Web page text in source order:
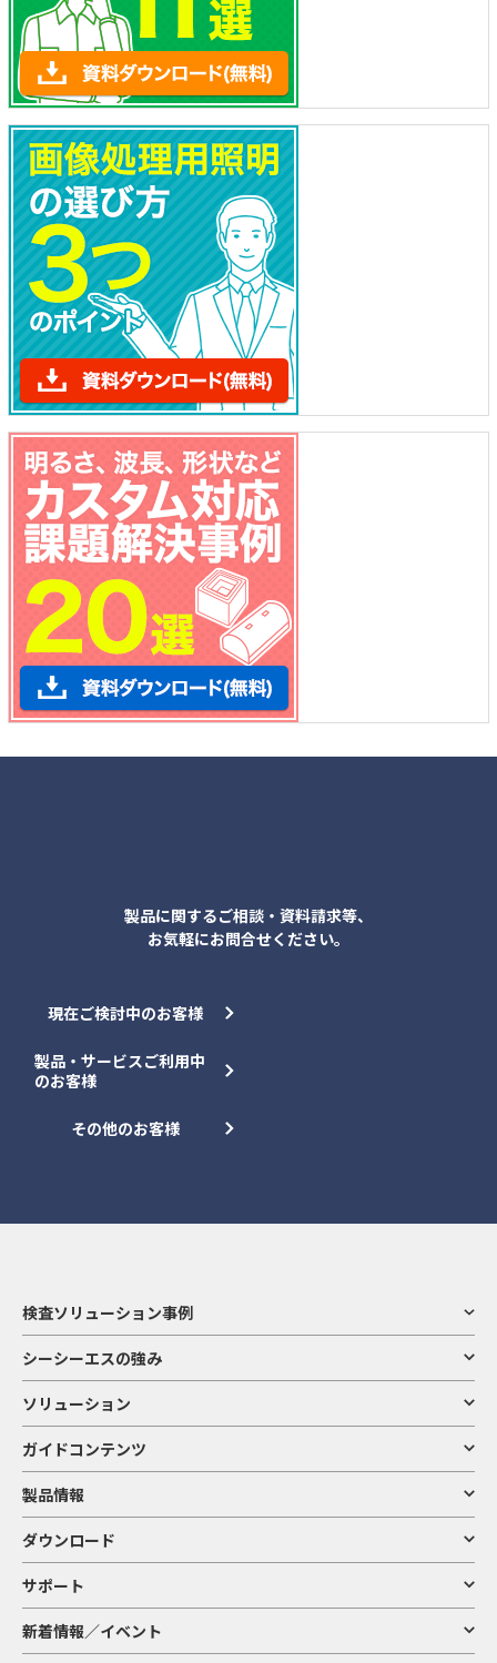
製品に関するご相談・資料請求等、
お気軽にお問合せください。
現在ご検討中のお客様
製品・サービスご利用中
のお客様
その他のお客様
検査ソリューション事例
シーシーエスの強み
ソリューション
ガイドコンテンツ
製品情報
ダウンロード
サポート
新着情報／イベント